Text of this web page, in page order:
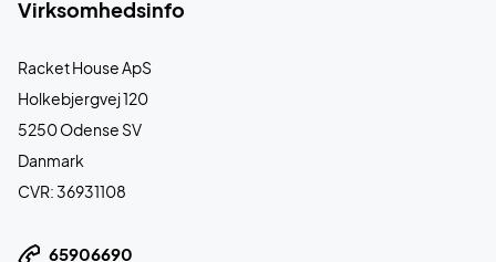
Virksomhedsinfo
Racket House ApS
Holkebjergvej 120
5250 Odense SV
Danmark
CVR: 36931108
65906690